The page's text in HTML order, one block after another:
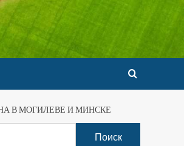
В МОГИЛЕВЕ И МИНСКЕ